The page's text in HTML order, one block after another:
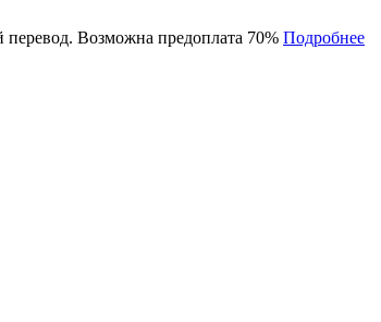
Возможна предоплата 70% Подробнее